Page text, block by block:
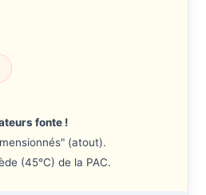
fonte !
(atout).
(45°C) de la PAC.